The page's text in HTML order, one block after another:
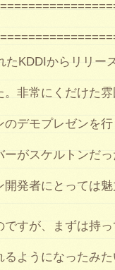
たKDDIからリリー
非常にくだけた
のデモプレゼンを
ーがスケルトンだ
開発者にとっては
すが、まずは持
ようになったみ